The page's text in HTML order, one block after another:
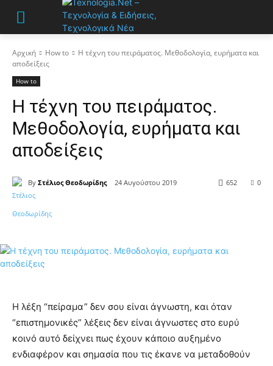
Αρχική How to
Η τέχνη του πειράματος. Μεθοδολογία, ευρήματα και
αποδείξεις
How to
Η τέχνη του πειράματος.
Μεθοδολογία, ευρήματα και
αποδείξεις
By Στέλιος Θεοδωρίδης 24 Αυγούστου 2019 0
652
Η λέξη “πείραμα” δεν σου είναι άγνωστη, και όταν
“επιστημονικές” λέξεις δεν είναι άγνωστες στο ευρύ
κοινό αυτό δείχνει πως έχουν κάποιο αυξημένο
ενδιαφέρον και σημασία που τις έκανε να μεταδοθούν